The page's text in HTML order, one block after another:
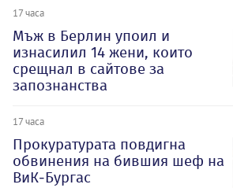
17 часа
Мъж в Берлин упоил и
изнасилил 14 жени, които
срещнал в сайтове за
запознанства
17 часа
Прокуратурата повдигна
обвинения на бившия шеф на
ВиК-Бургас